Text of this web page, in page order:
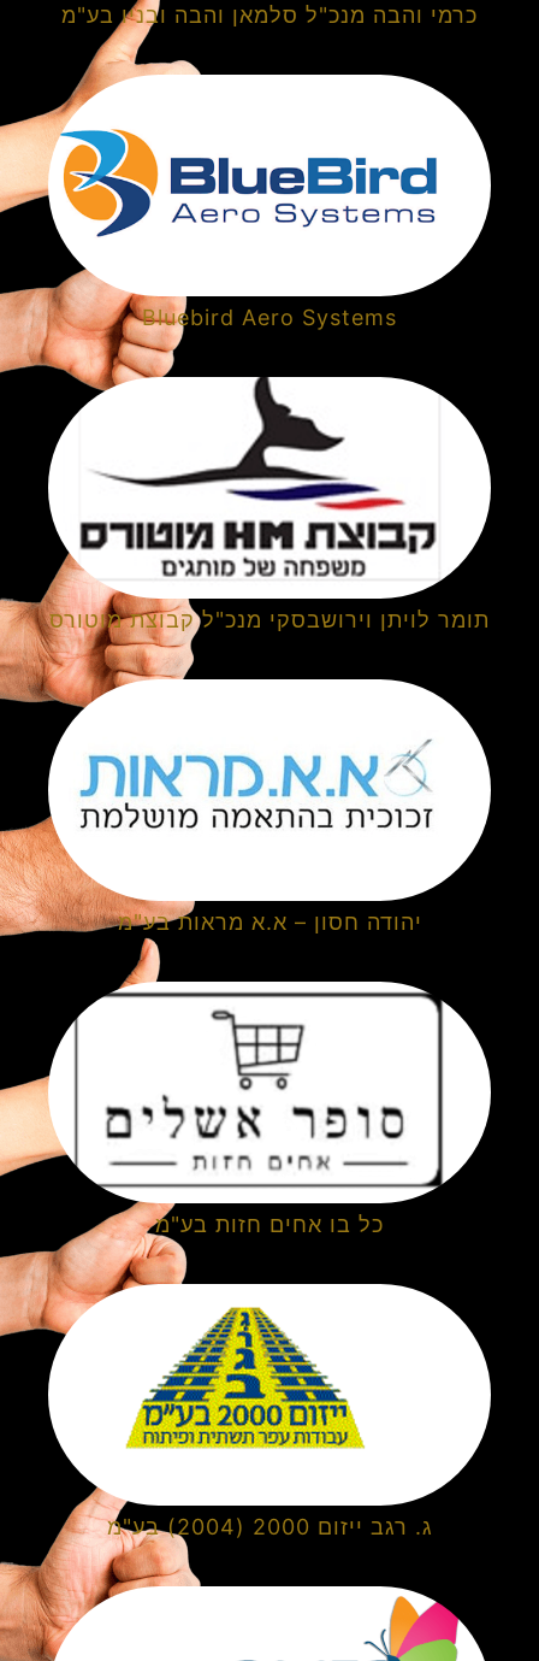
כרמי והבה מנכ"ל סלמאן והבה ובניו בע"מ
Bluebird Aero Systems
תומר לויתן וירושבסקי מנכ"ל קבוצת מוטורס
יהודה חסון – א.א מראות בע"מ
כל בו אחים חזות בע"מ
ג. רגב ייזום 2000 (2004) בע"מ